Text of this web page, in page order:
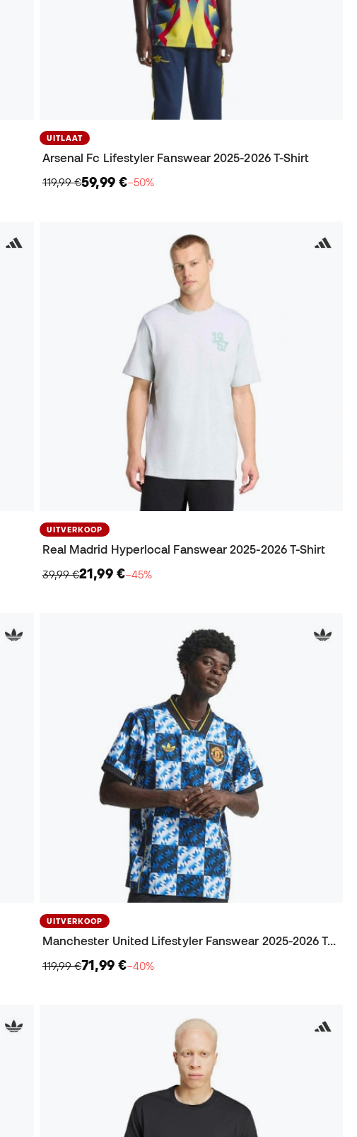
UITLAAT
Arsenal Fc Lifestyler Fanswear 2025-2026 T-Shirt
119,99 €59,99 €−50%
UITVERKOOP
Real Madrid Hyperlocal Fanswear 2025-2026 T-Shirt
39,99 €21,99 €−45%
UITVERKOOP
Manchester United Lifestyler Fanswear 2025-2026 T-Shirt
119,99 €71,99 €−40%